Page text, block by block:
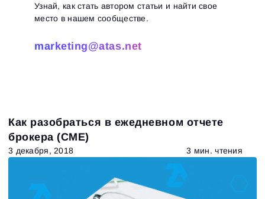
Узнай, как стать автором статьи и найти свое
место в нашем сообществе.
marketing@atas.net
Как разобраться в ежедневном отчете
брокера (CME)
3 декабря, 2018 3 мин. чтения